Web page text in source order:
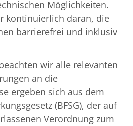
Möglichkeiten.
kontinuierlich daran, die
barrierefrei und inklusiv
wir alle relevanten
an die
ergeben sich aus dem
(BFSG), der auf
Verordnung zum